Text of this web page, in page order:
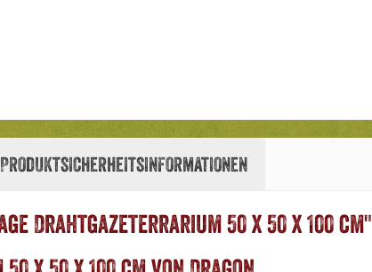
Produktsicherheitsinformationen
Drahtgazeterrarium 50 x 50 x 100 cm"